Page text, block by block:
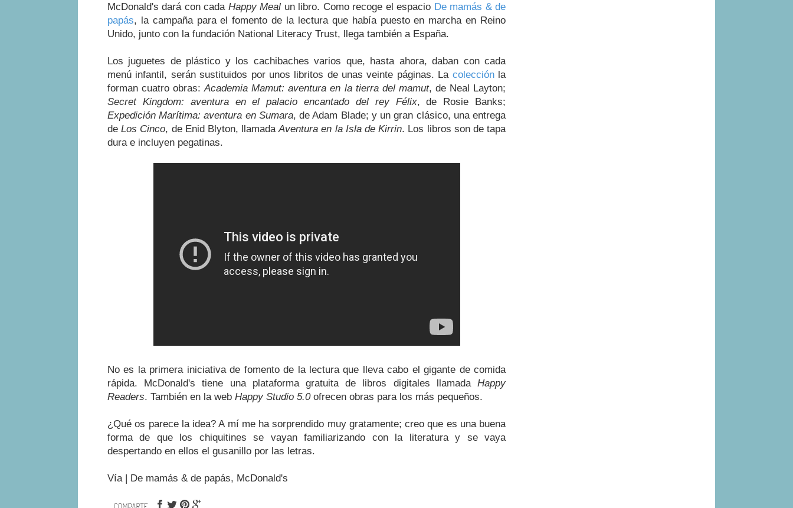
McDonald's dará con cada Happy Meal un libro. Como recoge el espacio De mamás & de
papás, la campaña para el fomento de la lectura que había puesto en marcha en Reino
Unido, junto con la fundación National Literacy Trust, llega también a España.
Los juguetes de plástico y los cachibaches varios que, hasta ahora, daban con cada
menú infantil, serán sustituidos por unos libritos de unas veinte páginas. La colecciónla
forman cuatro obras:Academia Mamut: aventura en la tierra del mamut, de Neal Layton;
Secret Kingdom: aventura en el palacio encantado del rey Félix, de Rosie Banks;
Expedición Marítima: aventura en Sumara, de Adam Blade; y un gran clásico, una entrega
deLos Cinco, de Enid Blyton, llamadaAventura en la Isla de Kirrin. Los libros son de tapa
dura e incluyen pegatinas.
No es la primera iniciativa de fomento de la lectura que lleva cabo el gigante de comida
rápida. McDonald's tiene una plataforma gratuita de libros digitales llamada Happy
Readers. También en la web Happy Studio 5.0ofrecen obras para los más pequeños.
¿Qué os parece la idea? A mí me ha sorprendido muy gratamente; creo que es una buena
forma de que los chiquitines se vayan familiarizando con la literatura y se vaya
despertando en ellos el gusanillo por las letras.
Vía | De mamás & de papás, McDonald's